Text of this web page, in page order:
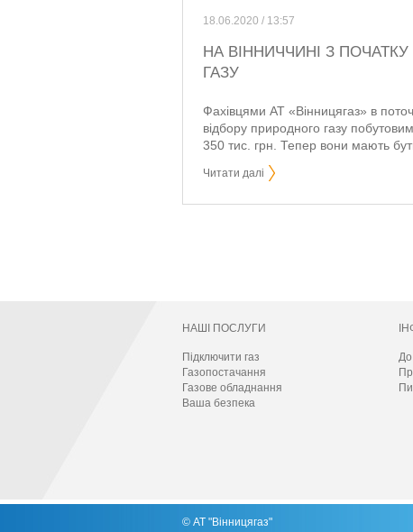
18.06.2020 / 13:57
НА ВІННИЧЧИНІ З
ГАЗУ
Фахівцями АТ «Вінницягаз» в
відбору природного газу
350 тис. грн. Тепер вони мають
Читати далі
НАШІ ПОСЛУГИ
Підключити газ
Газопостачання
Газове обладнання
Ваша безпека
До
© АТ "Вінницягаз"